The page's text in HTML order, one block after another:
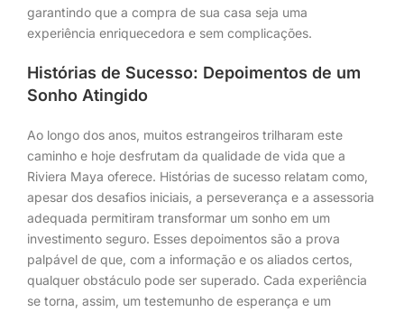
garantindo que a compra de sua casa seja uma
experiência enriquecedora e sem complicações.
Histórias de Sucesso: Depoimentos de um
Sonho Atingido
Ao longo dos anos, muitos estrangeiros trilharam este
caminho e hoje desfrutam da qualidade de vida que a
Riviera Maya oferece. Histórias de sucesso relatam como,
apesar dos desafios iniciais, a perseverança e a assessoria
adequada permitiram transformar um sonho em um
investimento seguro. Esses depoimentos são a prova
palpável de que, com a informação e os aliados certos,
qualquer obstáculo pode ser superado. Cada experiência
se torna, assim, um testemunho de esperança e um